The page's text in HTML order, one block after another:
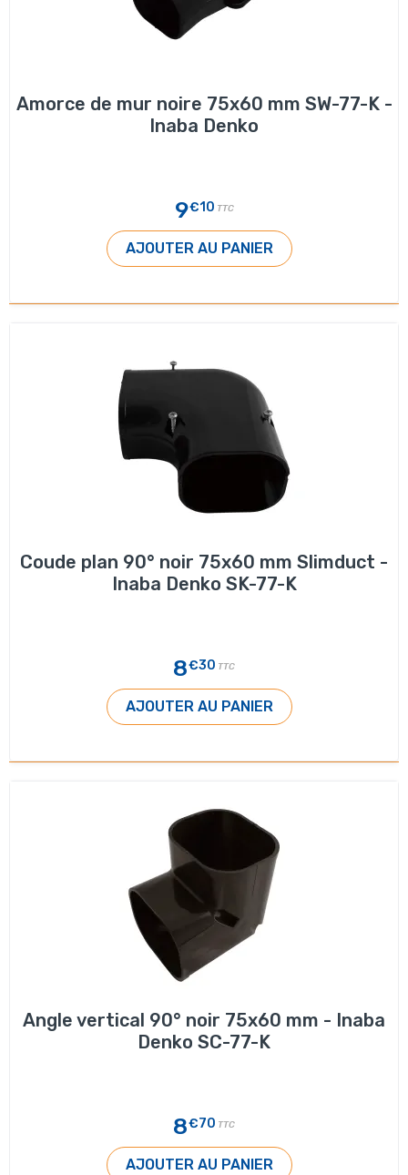
Amorce de mur noire 75x60 mm SW-77-K -
Inaba Denko
9€10 TTC
AJOUTER AU PANIER
Coude plan 90° noir 75x60 mm Slimduct -
Inaba Denko SK-77-K
8€30 TTC
AJOUTER AU PANIER
Angle vertical 90° noir 75x60 mm - Inaba
Denko SC-77-K
8€70 TTC
AJOUTER AU PANIER